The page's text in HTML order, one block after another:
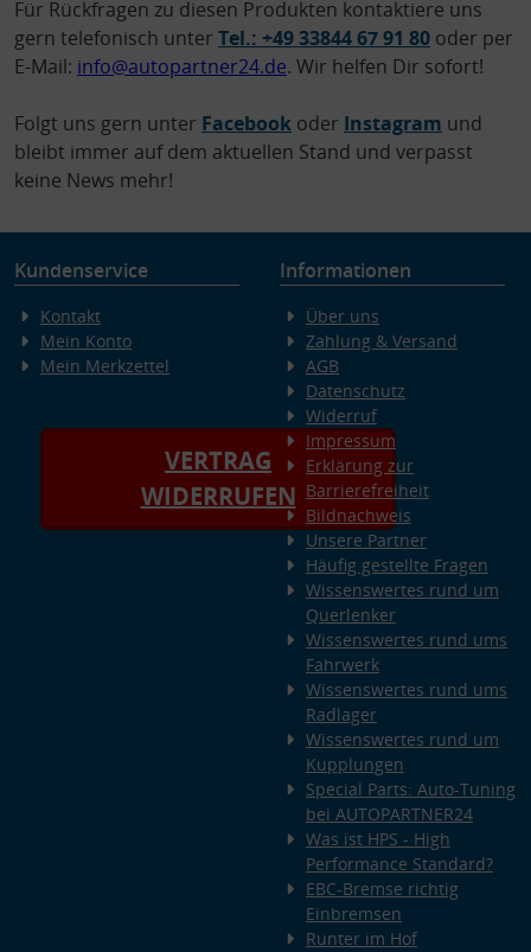
Für Rückfragen zu diesen Produkten kontaktiere uns
gern telefonisch unter Tel.: +49 33844 67 91 80 oder per
E-Mail: info@autopartner24.de. Wir helfen Dir sofort!
Folgt uns gern unter Facebook oder Instagram und
bleibt immer auf dem aktuellen Stand und verpasst
keine News mehr!
Kundenservice
Kontakt
Mein Konto
Mein Merkzettel
VERTRAG
WIDERRUFEN
Informationen
Über uns
Zahlung & Versand
AGB
Datenschutz
Widerruf
Impressum
Erklärung zur
Barrierefreiheit
Bildnachweis
Unsere Partner
Häufig gestellte Fragen
Wissenswertes rund um
Querlenker
Wissenswertes rund ums
Fahrwerk
Wissenswertes rund ums
Radlager
Wissenswertes rund um
Kupplungen
Special Parts: Auto-Tuning
bei AUTOPARTNER24
Was ist HPS - High
Performance Standard?
EBC-Bremse richtig
Einbremsen
Runter im Hof